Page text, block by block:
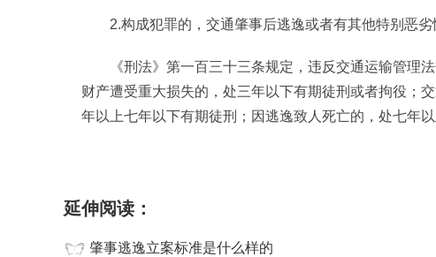
2.构成犯罪的，交通肇事后逃逸或者有其他特别恶
《刑法》第一百三十三条规定，违反交通运输管理
财产遭受重大损失的，处三年以下有期徒刑或者拘役；
年以上七年以下有期徒刑；因逃逸致人死亡的，处七年以
延伸阅读：
肇事逃逸立案标准是什么样的